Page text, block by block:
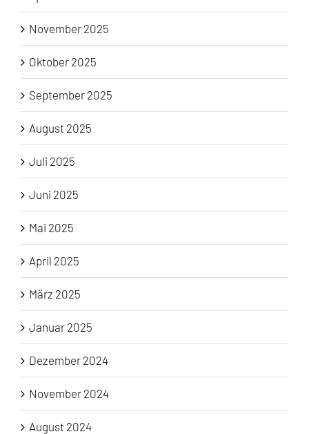
November 2025
Oktober 2025
September 2025
August 2025
Juli 2025
Juni 2025
Mai 2025
April 2025
März 2025
Januar 2025
Dezember 2024
November 2024
August 2024